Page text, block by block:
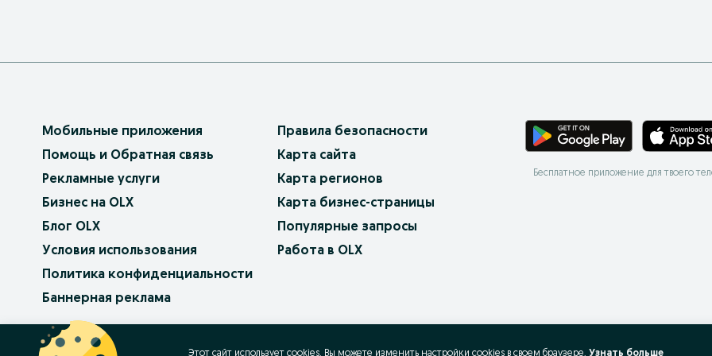
Мобильные приложения
Помощь и Обратная связь
Рекламные услуги
Бизнес на OLX
Блог OLX
Условия использования
Политика конфиденциальности
Баннерная реклама
Правила безопасности
Карта сайта
Карта регионов
Карта бизнес-страницы
Популярные запросы
Работа в OLX
Бесплатное приложение для твоего
OLX.bg
Этот сайт использует cookies. Вы можете изменить настройки cookies в своeм браузере. Узнать больше